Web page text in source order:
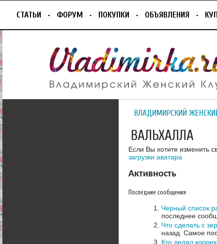
СТАТЬИ ФОРУМ ПОКУПКИ ОБЪЯВЛЕНИЯ
ВЛАДИМИРСКИЙ
ВАЛЬХАЛЛА
Если Вы хотите изменить
загрузки аватара
Активность
Последние сообщения
Черный список
последнее
Что сделать с
назад. Самое
Кто делал